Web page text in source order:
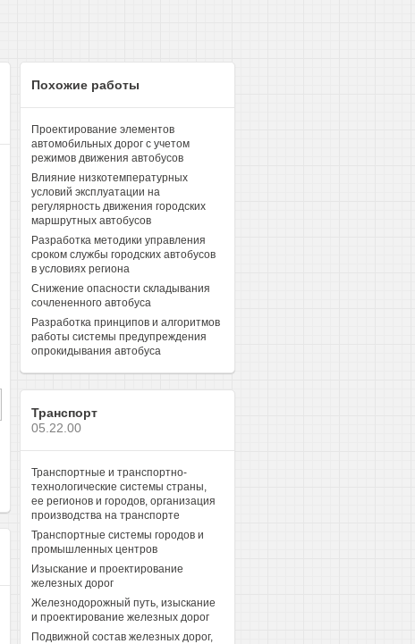
Похожие работы
Проектирование элементов
автомобильных дорог с учетом
режимов движения автобусов
Влияние низкотемпературных
условий эксплуатации на
регулярность движения городских
маршрутных автобусов
Разработка методики управления
сроком службы городских автобусов
в условиях региона
Снижение опасности складывания
сочлененного автобуса
Разработка принципов и алгоритмов
работы системы предупреждения
опрокидывания автобуса
Транспорт
05.22.00
Транспортные и транспортно-
технологические системы страны,
ее регионов и городов, организация
производства на транспорте
Транспортные системы городов и
промышленных центров
Изыскание и проектирование
железных дорог
Железнодорожный путь, изыскание
и проектирование железных дорог
Подвижной состав железных дорог,